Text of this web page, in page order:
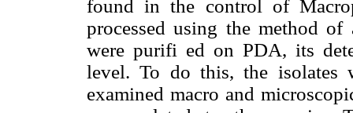
found in the control of
processed using the method
were purifi ed on PDA, its
level. To do this, the
examined macro and